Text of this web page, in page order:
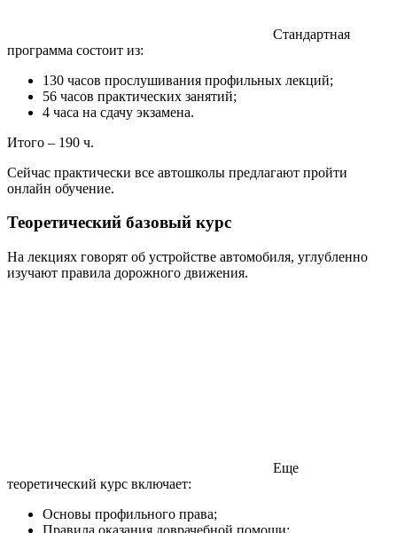
Стандартная
программа состоит из:
130 часов прослушивания профильных лекций;
56 часов практических занятий;
4 часа на сдачу экзамена.
Итого – 190 ч.
Сейчас практически все автошколы предлагают пройти
онлайн обучение.
Теоретический базовый курс
На лекциях говорят об устройстве автомобиля, углубленно
изучают правила дорожного движения.
Еще
теоретический курс включает:
Основы профильного права;
Правила оказания доврачебной помощи;